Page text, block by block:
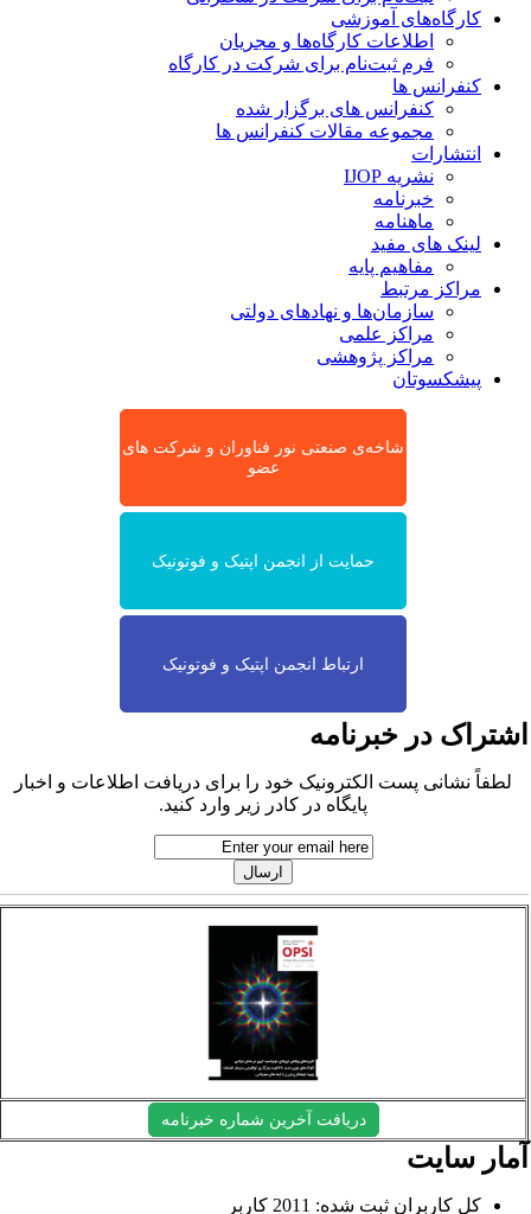
کارگاه‌های آموزشی
اطلاعات کارگاه‌ها و مجریان
فرم ثبت‌نام برای شرکت در کارگاه
کنفرانس ها
کنفرانس های برگزار شده
مجموعه مقالات کنفرانس ها
انتشارات
نشریه IJOP
خبرنامه
ماهنامه
لینک های مفید
مفاهیم پایه
مراکز مرتبط
سازمان‌ها و نهادهای دولتی
مراکز علمی
مراکز پژوهشی
پیشکسوتان
شاخه‌ی صنعتی نور فناوران و شرکت های
عضو
حمایت از انجمن اپتیک و فوتونیک
ارتباط انجمن اپتیک و فوتونیک
در خبرنامه
لطفاً نشانی پست الکترونیک خود را برای دریافت اطلاعات و اخبار
پایگاه در کادر زیر وارد کنید.
دریافت آخرین شماره خبرنامه
سایت
کل کاربران ثبت شده: 2011 کاربر